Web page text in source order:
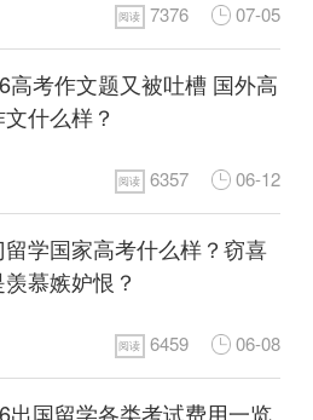
阅读 7376 07-05
高考作文题又被吐槽 国外高
什么样？
阅读 6357 06-12
学国家高考什么样？窃喜
慕嫉妒恨？
阅读 6459 06-08
出国留学各类考试费用一览